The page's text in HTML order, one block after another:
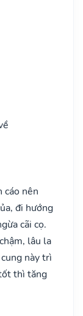
cáo nên
đi hướng
cãi cọ.
lâu la
này trì
thì tăng